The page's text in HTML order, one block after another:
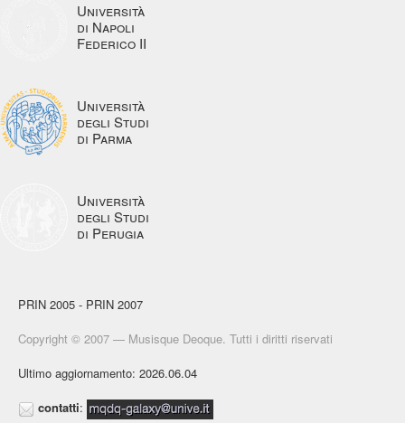
Università
di Napoli
Federico II
Università
degli Studi
di Parma
Università
degli Studi
di Perugia
PRIN 2005 - PRIN 2007
Copyright © 2007 — Musisque Deoque. Tutti i diritti riservati
Ultimo aggiornamento: 2026.06.04
contatti: